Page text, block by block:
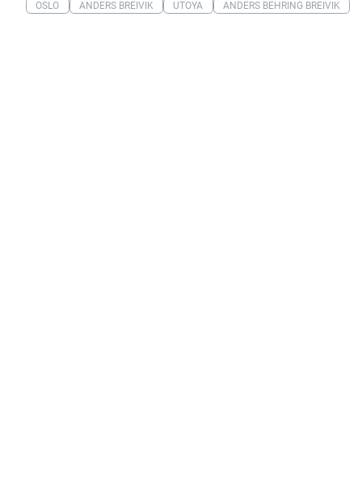
OSLO
ANDERS BREIVIK UTOYA ANDERS BEHRING BREIVIK